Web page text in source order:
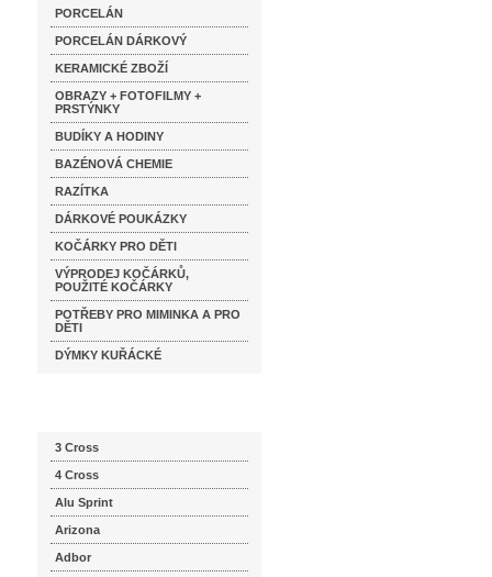
PORCELÁN
PORCELÁN DÁRKOVÝ
KERAMICKÉ ZBOŽÍ
OBRAZY + FOTOFILMY +
PRSTÝNKY
BUDÍKY A HODINY
BAZÉNOVÁ CHEMIE
RAZÍTKA
DÁRKOVÉ POUKÁZKY
KOČÁRKY PRO DĚTI
VÝPRODEJ KOČÁRKŮ,
POUŽITÉ KOČÁRKY
POTŘEBY PRO MIMINKA A PRO
DĚTI
DÝMKY KUŘÁCKÉ
3 Cross
4 Cross
Alu Sprint
Arizona
Adbor